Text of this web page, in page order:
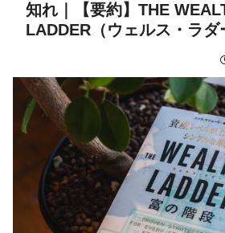
知れ｜【要約】THE
LADDER（ウェルス・ラ